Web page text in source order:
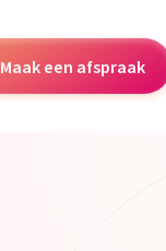
Maak een afspraak